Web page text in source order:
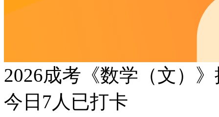
2026成考《数学（文）
今日 7人已打卡